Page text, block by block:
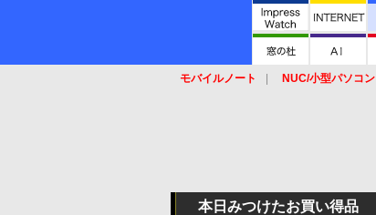
モバイルノート NUC/小型パソコン
本日みつけたお買い得品